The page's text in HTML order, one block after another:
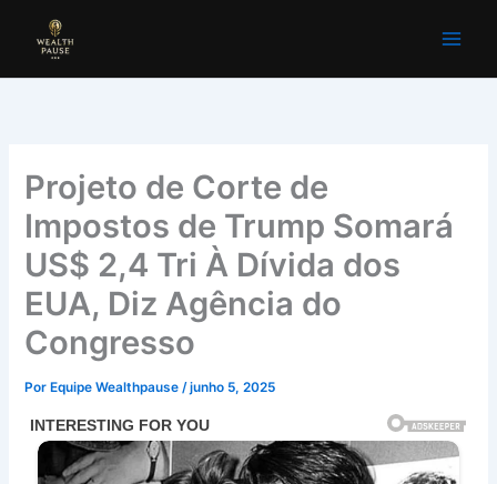
Projeto de Corte de
Impostos de Trump Somará
US$ 2,4 Tri À Dívida dos
EUA, Diz Agência do
Congresso
Por Equipe Wealthpause/junho 5, 2025